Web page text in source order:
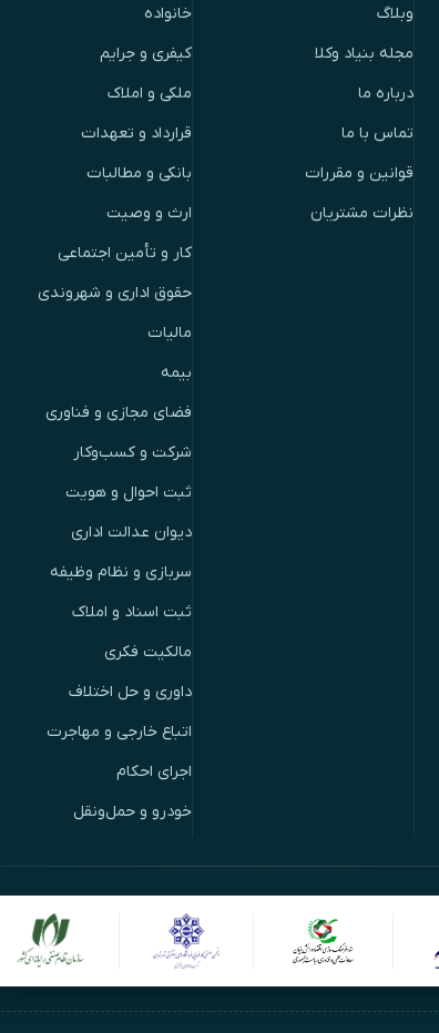
وبلاگ
مجله بنیاد وکلا
درباره ما
تماس با ما
قوانین و مقررات
نظرات مشتریان
خانواده
کیفری و جرایم
ملکی و املاک
قرارداد و تعهدات
بانکی و مطالبات
ارث و وصیت
کار و تأمین اجتماعی
حقوق اداری و شهروندی
مالیات
بیمه
فضای مجازی و فناوری
شرکت و کسب‌وکار
ثبت احوال و هویت
دیوان عدالت اداری
سربازی و نظام وظیفه
ثبت اسناد و املاک
مالکیت فکری
داوری و حل اختلاف
اتباع خارجی و مهاجرت
اجرای احکام
خودرو و حمل‌ونقل